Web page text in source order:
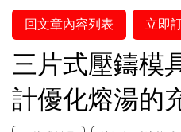
回文章內容列表 立即
三片式壓鑄模
計優化熔湯的